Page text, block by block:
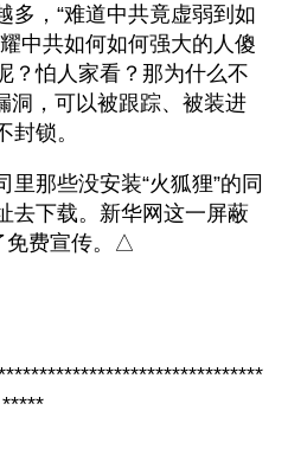
多，“难道中共竟虚弱到如
中共如何如何强大的人傻
？怕人家看？那为什么不
洞，可以被跟踪、被装进
锁。
那些没安装“火狐狸”的同
去下载。新华网这一屏蔽
免费宣传。△
*****